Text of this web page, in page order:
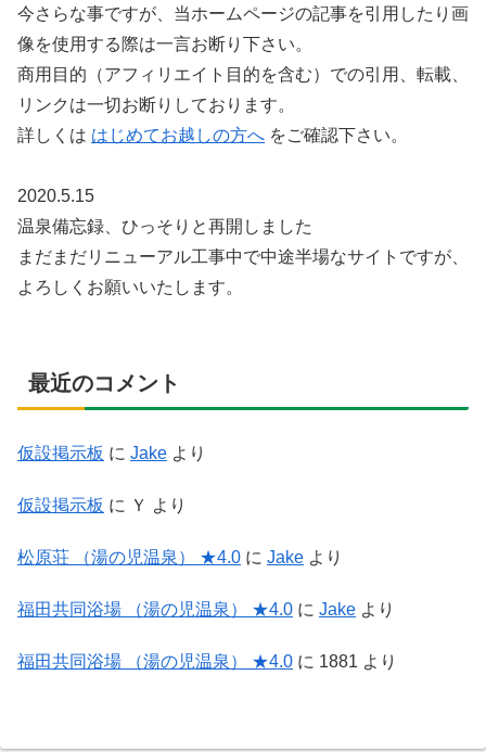
今さらな事ですが、当ホームページの記事を引用したり画
像を使用する際は一言お断り下さい。
商用目的（アフィリエイト目的を含む）での引用、転載、
リンクは一切お断りしております。
詳しくは はじめてお越しの方へ をご確認下さい。
2020.5.15
温泉備忘録、ひっそりと再開しました
まだまだリニューアル工事中で中途半場なサイトですが、
よろしくお願いいたします。
最近のコメント
仮設掲示板 に Jake より
仮設掲示板 に Ｙ より
松原荘 （湯の児温泉） ★4.0 に Jake より
福田共同浴場 （湯の児温泉） ★4.0 に Jake より
福田共同浴場 （湯の児温泉） ★4.0 に 1881 より